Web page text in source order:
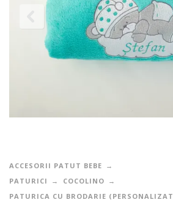
ACCESORII PATUT BEBE
PATURICI
COCOLINO
PATURICA CU BRODARIE